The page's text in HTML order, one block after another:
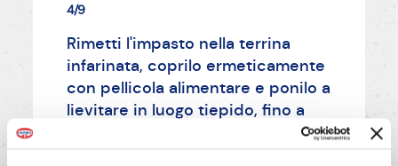
4/9
Rimetti l'impasto nella terrina
infarinata, coprilo ermeticamente
con pellicola alimentare e ponilo a
lievitare in luogo tiepido, fino a
raddoppiato (1 ora circa).